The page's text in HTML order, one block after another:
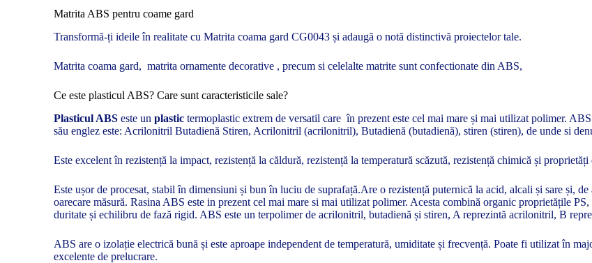
Matrita ABS pentru coame gard
Transformă-ți ideile în realitate cu Matrita coama gard CG0043 și adaugă o notă distinctivă proiectelor tale.
Matrita coama gard, matrita ornamente decorative , precum si celelalte matrite sunt confectionate din ABS,
Ce este plasticul ABS? Care sunt caracteristicile sale?
Plasticul ABS este un plastic termoplastic extrem de versatil care în prezent este cel mai mare și mai utilizat polimer.
său englez este: Acrilonitril Butadienă Stiren, Acrilonitril (acrilonitril), Butadienă (butadienă), stiren (stiren), de unde si
Este excelent în rezistență la impact, rezistență la căldură, rezistență la temperatură scăzută, rezistență chimică și proprietăți
Este ușor de procesat, stabil în dimensiuni și bun în luciu de suprafață.Are o rezistență puternică la acid, alcali și sare și,
oarecare măsură. Rasina ABS este in prezent cel mai mare si mai utilizat polimer. Acesta combină organic proprietățile
duritate și echilibru de fază rigid. ABS este un terpolimer de acrilonitril, butadienă și stiren, A reprezintă acrilonitril, B
ABS are o izolație electrică bună și este aproape independent de temperatură, umiditate și frecvență. Poate fi utilizat în
excelente de prelucrare.